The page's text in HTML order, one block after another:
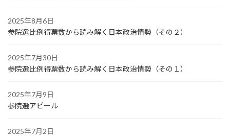
2025年8月6日
参院選比例得票数から読み解く日本政治情勢（その２）
2025年7月30日
参院選比例得票数から読み解く日本政治情勢（その１）
2025年7月9日
参院選アピール
2025年7月2日